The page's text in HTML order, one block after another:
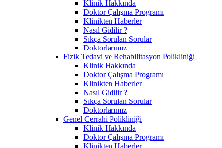
Klinik Hakkında
Doktor Çalışma Programı
Klinikten Haberler
Nasıl Gidilir ?
Sıkça Sorulan Sorular
Doktorlarımız
Fizik Tedavi ve Rehabilitasyon Polikliniği
Klinik Hakkında
Doktor Çalışma Programı
Klinikten Haberler
Nasıl Gidilir ?
Sıkça Sorulan Sorular
Doktorlarımız
Genel Cerrahi Polikliniği
Klinik Hakkında
Doktor Çalışma Programı
Klinikten Haberler